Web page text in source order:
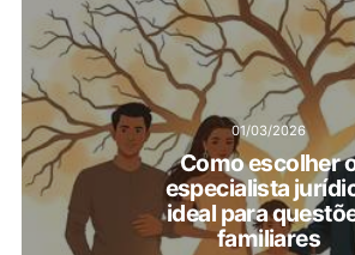
01/03/2026
Como escolher
especialista
ideal para
familiares